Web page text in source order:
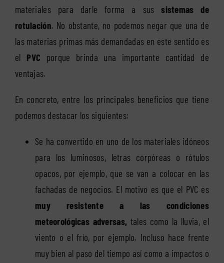
materiales para darle forma a sussistemas de
rotulación. No obstante, no podemos negar que una de
las materias primas más demandadas en este sentido es
el PVC porque brinda una importante cantidad de
ventajas.
En concreto, entre los principales beneficios que tiene
podemos destacar los siguientes:
Se ha convertido en uno de los materiales idóneos
para los luminosos, letras corpóreas o rótulos
opacos, por ejemplo, que se van a colocar en las
fachadas de negocios. El motivo es que el PVC es
muy resistente a las condiciones
meteorológicas adversas, tales como la lluvia, el
viento o el frío, por ejemplo. Incluso hace frente
muy bien al paso del tiempo así como a impactos o